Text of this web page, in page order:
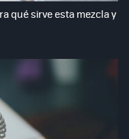
qué sirve esta mezcla y